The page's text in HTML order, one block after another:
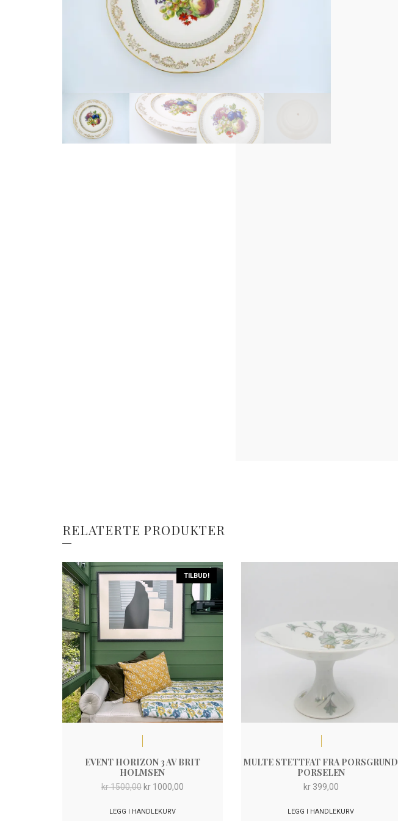
RELATERTE PRODUKTER
TILBUD!
EVENT HORIZON 3 AV BRIT
HOLMSEN
kr1500,00 Opprinnelig
var:
kr1000,00Nåværende
LEGG I HANDLEKURV
MULTE STETTFAT FRA PORSGRUND
PORSELEN
kr399,00
LEGG I HANDLEKURV